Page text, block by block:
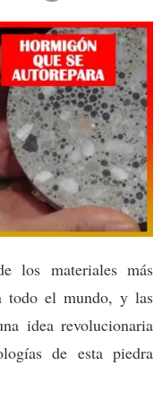
los materiales más
todo el mundo, y las
idea revolucionaria
de esta piedra